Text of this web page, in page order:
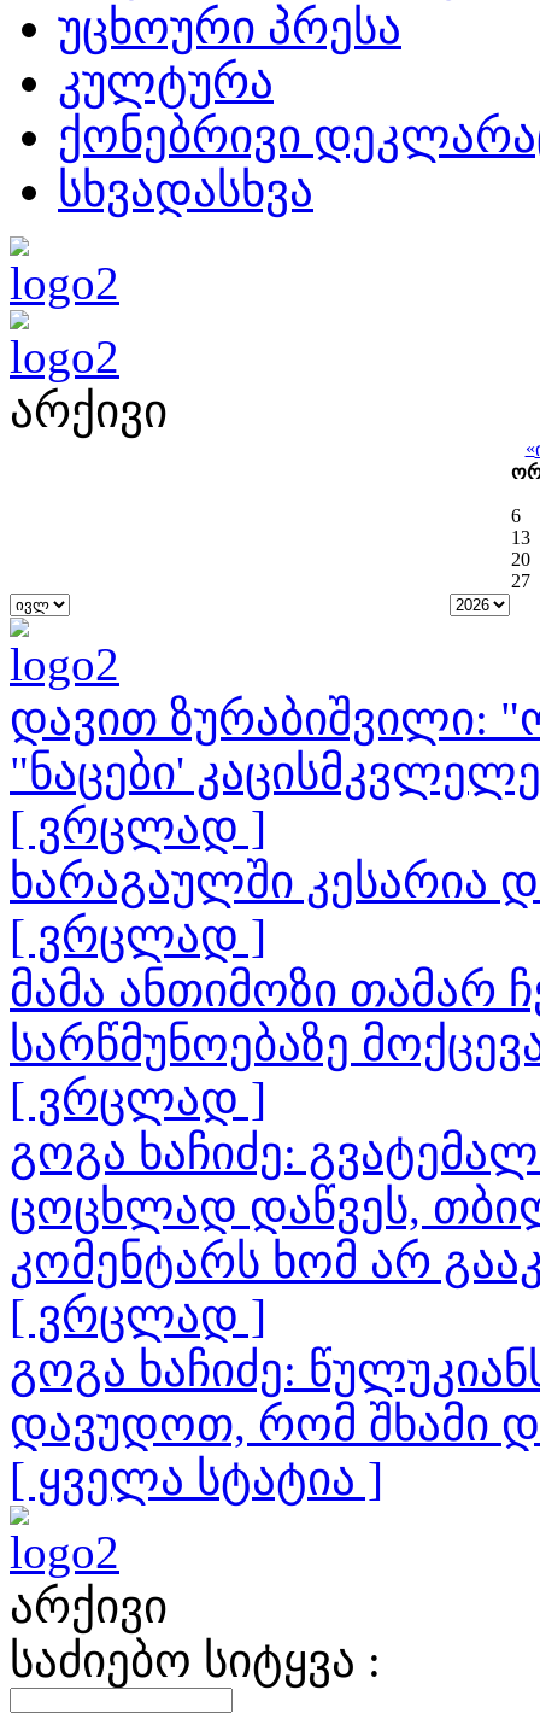
უცხოური პრესა
კულტურა
ქონებრივი
სხვადასხვა
არქივი
«
6
13
20
27
დავით ზურაბიშვილი:
"ნაცები'
[ ვრცლად ]
ხარაგაულში კესარია
[ ვრცლად ]
მამა ანთიმოზი თამარ
სარწმუნოებაზე
[ ვრცლად ]
გოგა ხაჩიძე:
ცოცხლად დაწვეს,
კომენტარს ხომ არ
[ ვრცლად ]
გოგა ხაჩიძე:
დავუდოთ, რომ შხამი
[ ყველა სტატია ]
არქივი
საძიებო სიტყვა :